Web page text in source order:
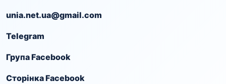
unia.net.ua@gmail.com
Telegram
Група Facebook
Сторінка Facebook